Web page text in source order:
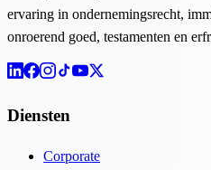
ervaring in ondernemingsrecht,
onroerend goed, testamenten en
Diensten
Corporate